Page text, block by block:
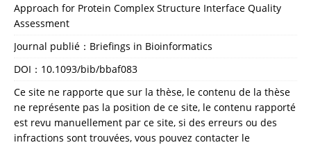
Approach for Protein Complex Structure Interface Quality
Assessment
Journal publié：Briefings in Bioinformatics
DOI： 10.1093/bib/bbaf083
Ce site ne rapporte que sur la thèse, le contenu de la thèse
ne représente pas la position de ce site, le contenu rapporté
est revu manuellement par ce site, si des erreurs ou des
infractions sont trouvées, vous pouvez contacter le